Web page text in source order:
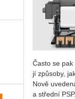
Často se
jí způ­so­by,
Nově
a střed­ní